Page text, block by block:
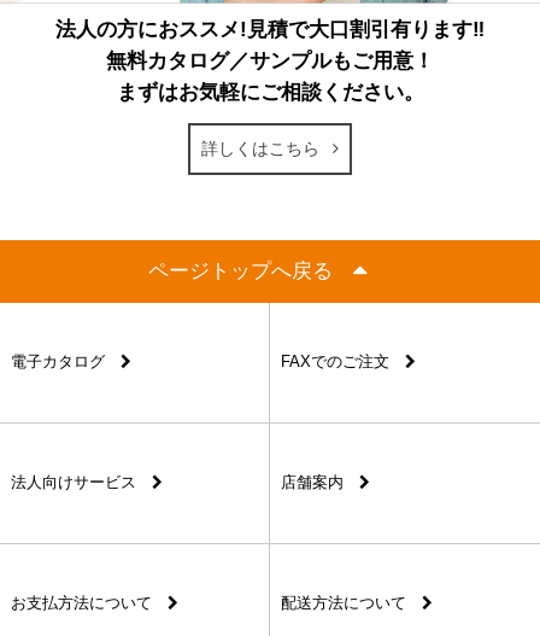
法人の方におススメ!見積で大口割引有ります‼
無料カタログ／サンプルもご用意！
まずはお気軽にご相談ください。
詳しくはこちら
ページトップへ戻る
電子カタログ FAXでのご注文
法人向けサービス 店舗案内
お支払方法について 配送方法について